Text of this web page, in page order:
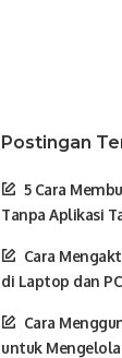
Postingan
5 Cara
Tanpa Aplikasi
Cara
di Laptop dan
Cara
untuk